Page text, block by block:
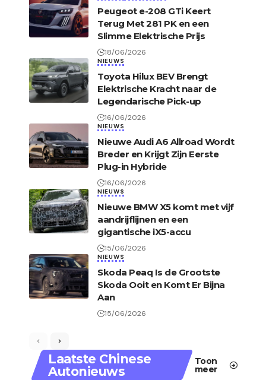
Peugeot e-208 GTi Keert
Terug Met 281 PK en een
Slimme Elektrische Prijs
18/06/2026
NIEUWS
Toyota Hilux BEV Brengt
Elektrische Kracht naar de
Legendarische Pick-up
16/06/2026
NIEUWS
Nieuwe Audi A6 Allroad Wordt
Breder en Krijgt Zijn Eerste
Plug-in Hybride
16/06/2026
NIEUWS
Nieuwe BMW X5 komt met vijf
aandrijflijnen en een
gigantische iX5-accu
15/06/2026
NIEUWS
Skoda Peaq Is de Grootste
Skoda Ooit en Komt Er Bijna
Aan
15/06/2026
Laatste Chinese
Autonieuws
Toon
meer